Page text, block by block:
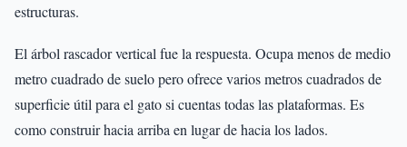
estructuras.
El árbol rascador vertical fue la respuesta. Ocupa menos de medio
metro cuadrado de suelo pero ofrece varios metros cuadrados de
superficie útil para el gato si cuentas todas las plataformas. Es
como construir hacia arriba en lugar de hacia los lados.